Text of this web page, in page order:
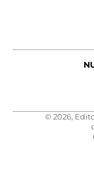
© 2026,